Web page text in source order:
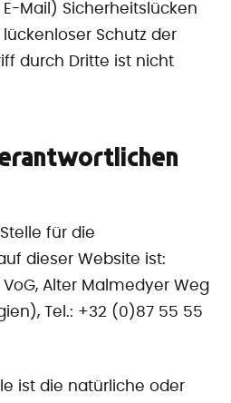
Mail) Sicherheitslücken
Schutz der
durch Dritte ist nicht
für die
dieser Website ist:
Alter Malmedyer Weg
Tel.: +32 (0)87 55 55
ist die natürliche oder